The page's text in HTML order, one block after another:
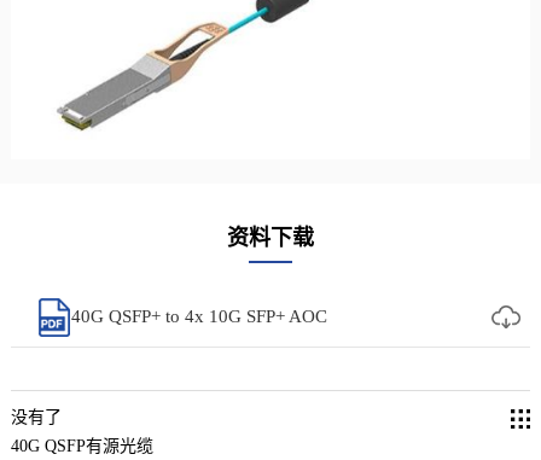
资料下载
40G QSFP+ to 4x 10G SFP+ AOC
没有了
40G QSFP有源光缆